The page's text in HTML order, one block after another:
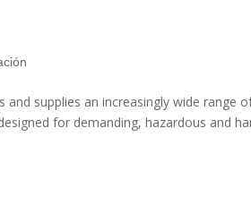
and supplies an increasingly wide range
for demanding, hazardous and